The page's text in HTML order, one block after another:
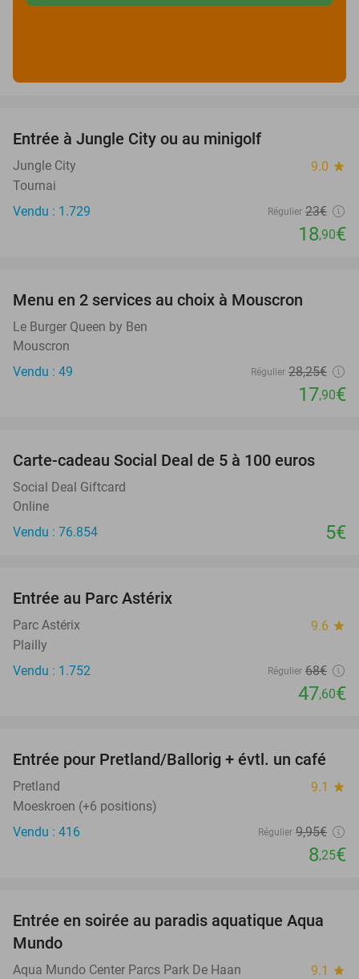
Entrée à Jungle City ou au minigolf
Jungle City 9.0 star
Tournai
Vendu : 1.729
Régulier 23€
18,90€
Menu en 2 services au choix à Mouscron
Le Burger Queen by Ben
Mouscron
Vendu : 49
Régulier 28,25€
17,90€
Carte-cadeau Social Deal de 5 à 100 euros
Social Deal Giftcard
Online
Vendu : 76.854
5€
Entrée au Parc Astérix
Parc Astérix 9.6 star
Plailly
Vendu : 1.752
Régulier 68€
47,60€
17%
Entrée pour Pretland/Ballorig + évtl. un café
Pretland 9.1 star
Moeskroen (+6 positions)
Vendu : 416
Régulier 9,95€
8,25€
25%
Entrée en soirée au paradis aquatique Aqua
Mundo
Aqua Mundo Center Parcs Park De Haan 9.1 star